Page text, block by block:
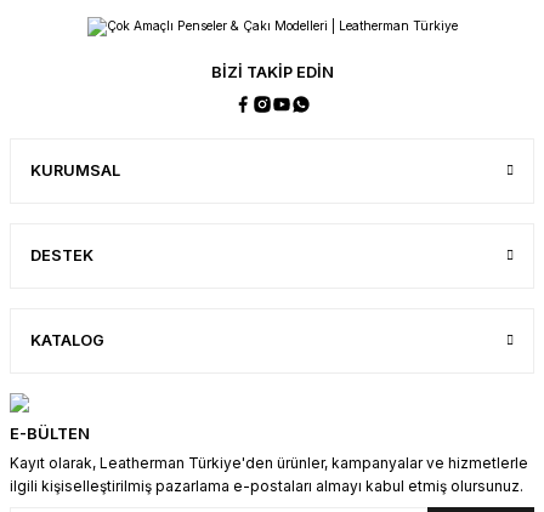
BİZİ TAKİP EDİN
KURUMSAL
DESTEK
KATALOG
E-BÜLTEN
Kayıt olarak, Leatherman Türkiye'den ürünler, kampanyalar ve hizmetlerle
ilgili kişiselleştirilmiş pazarlama e-postaları almayı kabul etmiş olursunuz.